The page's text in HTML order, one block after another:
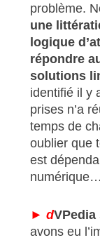
problème.
une
logique
répondre
solutions
identifié il y
prises n’a
temps de
oublier que
est
numérique…
► dVPedia
avons eu